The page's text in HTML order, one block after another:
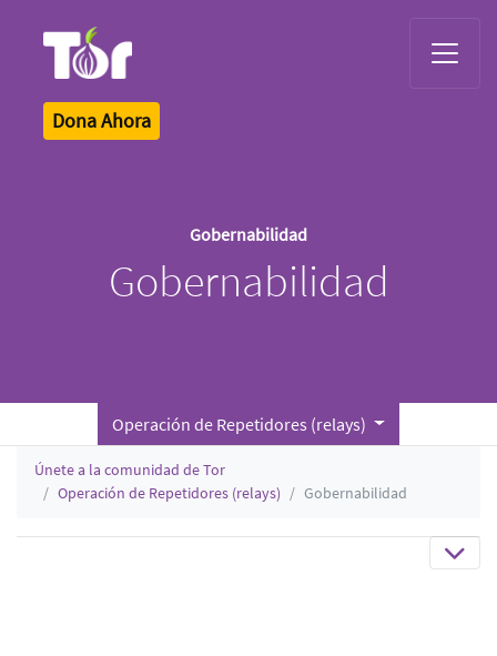
Dona Ahora
Gobernabilidad
Gobernabilidad
Operación de Repetidores (relays)
Únete a la comunidad de Tor
Operación de Repetidores (relays)
Gobernabilidad